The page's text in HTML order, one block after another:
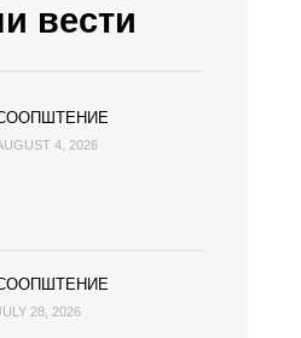
вести
4, 2026
28, 2026